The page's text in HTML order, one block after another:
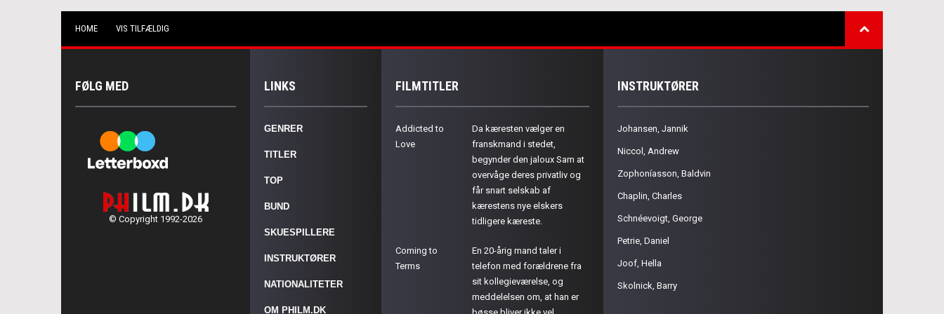
HOME VIS TILFÆLDIG
FØLG MED
© Copyright 1992-2026
LINKS
GENRER
TITLER
TOP
BUND
SKUESPILLERE
INSTRUKTØRER
NATIONALITETER
OM PHILM.DK
FILMTITLER
Addicted to
Love
Da kæresten vælger en
franskmand i stedet,
begynder den jaloux Sam at
overvåge deres privatliv og
får snart selskab af
kærestens nye elskers
tidligere kæreste.
Coming to
Terms
En 20-årig mand taler i
telefon med forældrene fra
sit kollegieværelse, og
meddelelsen om, at han er
INSTRUKTØRER
Johansen, Jannik
Niccol, Andrew
Zophoníasson, Baldvin
Chaplin, Charles
Schnéevoigt, George
Petrie, Daniel
Joof, Hella
Skolnick, Barry